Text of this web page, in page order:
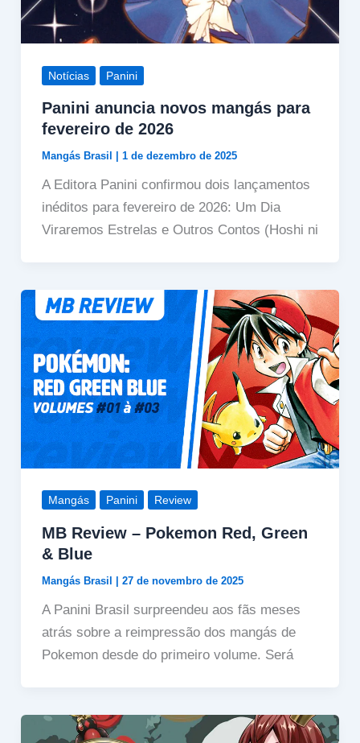
Notícias Panini
Panini anuncia novos mangás para
fevereiro de 2026
Mangás Brasil 1 de dezembro de 2025
A Editora Panini confirmou dois lançamentos
inéditos para fevereiro de 2026: Um Dia
Viraremos Estrelas e Outros Contos (Hoshi ni
Mangás Panini Review
MB Review – Pokemon Red, Green
& Blue
Mangás Brasil 27 de novembro de 2025
A Panini Brasil surpreendeu aos fãs meses
atrás sobre a reimpressão dos mangás de
Pokemon desde do primeiro volume. Será